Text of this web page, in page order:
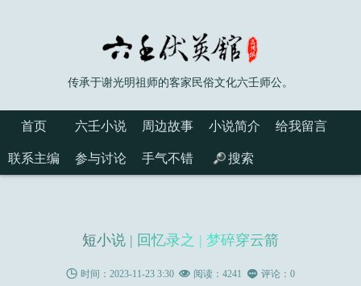
传承于谢光明祖师的客家民俗文化六壬师公。
首页 六壬小说 周边故事 小说简介 给我留言
联系主编 参与讨论 手气不错 搜索
短小说 | 回忆录之 | 梦碎穿云箭
 时间：2023-11-23 3:30  阅读：4241  评论：0